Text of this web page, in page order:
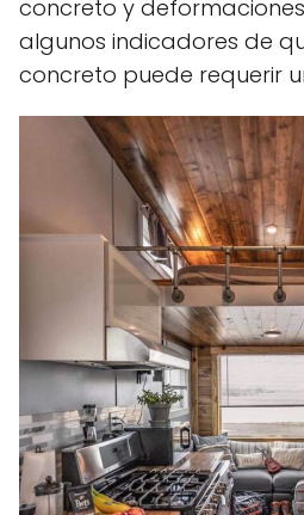
concreto y
algunos indicadores de
concreto puede requerir